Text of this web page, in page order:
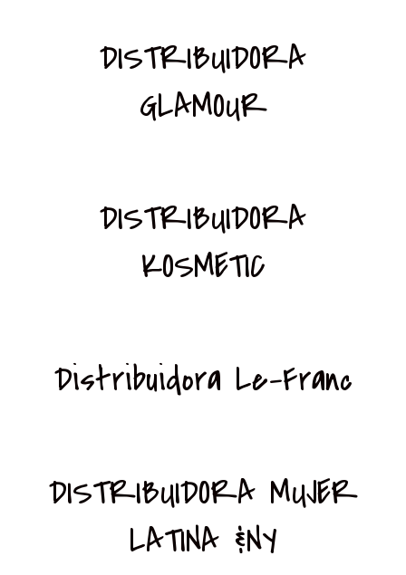
DISTRIBUIDORA
GLAMOUR
DISTRIBUIDORA
KOSMETIC
Distribuidora Le-Franc
DISTRIBUIDORA MUJER
LATINA &NY